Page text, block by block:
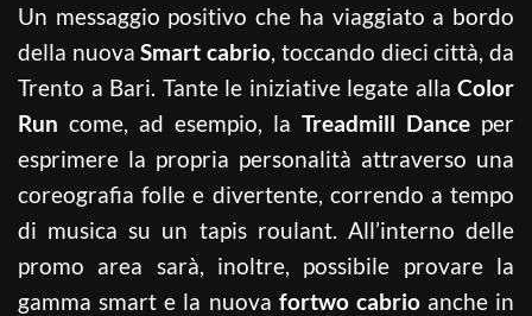
Un messaggio positivo che ha viaggiato a bordo
della nuovaSmart cabrio, toccando dieci città, da
Trento a Bari. Tante le iniziative legate alla Color
Run come, ad esempio, la Treadmill Dance per
esprimere la propria personalità attraverso una
coreografia folle e divertente, correndo a tempo
di musica su un tapis roulant. All’interno delle
promo area sarà, inoltre, possibile provare la
gamma smart e la nuova fortwo cabrioanche in